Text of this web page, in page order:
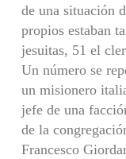
de una situación
propios estaban
jesuitas, 51 el
Un número se
un misionero
jefe de una
de la
Francesco